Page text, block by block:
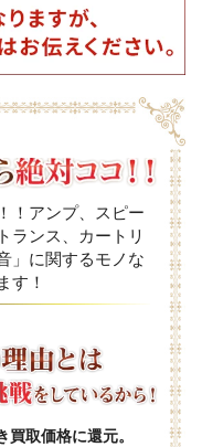
！アンプ、スピー
ランス、カートリ
」に関するモノな
す！
取価格に還元。